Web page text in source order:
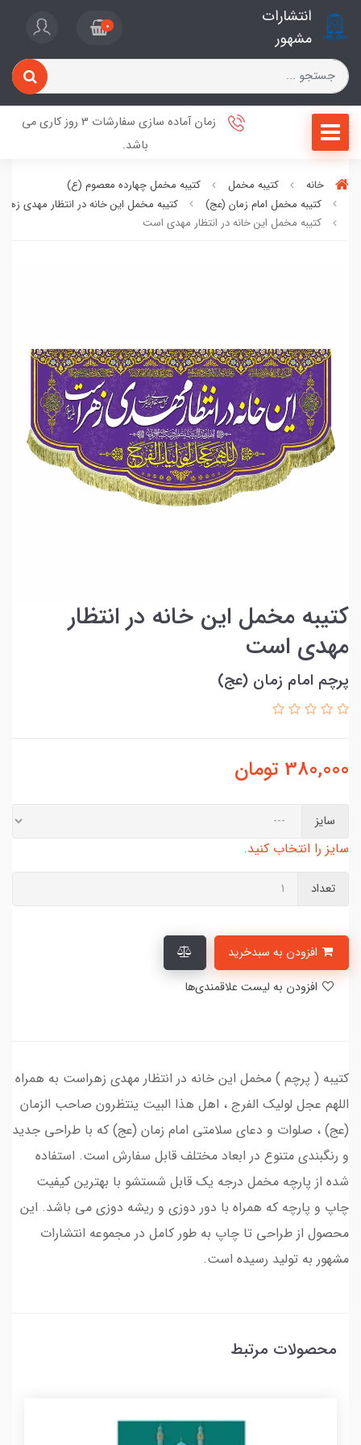
انتشارات
مشهور
0
زمان آماده سازی سفارشات 3 روز کاری می
باشد.
خانه کتیبه مخمل
کتیبه مخمل چهارده معصوم (ع)
کتیبه مخمل امام زمان (عج)
کتیبه مخمل این خانه در انتظار مهدی
کتیبه مخمل این خانه در انتظار مهدی است
کتیبه مخمل این خانه در انتظار
مهدی است
پرچم امام زمان (عج)
380,000 تومان
سایز
سایز را انتخاب کنید.
تعداد
کتیبه ( پرچم ) مخمل این خانه در انتظار مهدی زهراست به همراه
اللهم عجل لولیک الفرج ، اهل هذا البیت ینتظرون صاحب الزمان
(عج) ، صلوات و دعای سلامتی امام زمان (عج) که با طراحی جدید
و رنگبندی متنوع در ابعاد مختلف قابل سفارش است. استفاده
شده از پارچه مخمل درجه یک قابل شستشو با بهترین کیفیت
چاپ و پارچه که همراه با دور دوزی و ریشه دوزی می باشد. این
محصول از طراحی تا چاپ به طور کامل در مجموعه انتشارات
مشهور به تولید رسیده است.
محصولات مرتبط